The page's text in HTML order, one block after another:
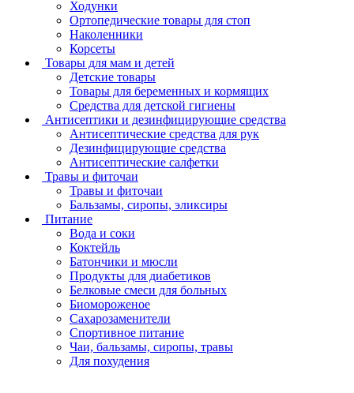
Ходунки
Ортопедические товары для стоп
Наколенники
Корсеты
Товары для мам и детей
Детские товары
Товары для беременных и кормящих
Средства для детской гигиены
Антисептики и дезинфицирующие средства
Антисептические средства для рук
Дезинфицирующие средства
Антисептические салфетки
Травы и фиточаи
Травы и фиточаи
Бальзамы, сиропы, эликсиры
Питание
Вода и соки
Коктейль
Батончики и мюсли
Продукты для диабетиков
Белковые смеси для больных
Биомороженое
Сахарозаменители
Спортивное питание
Чаи, бальзамы, сиропы, травы
Для похудения